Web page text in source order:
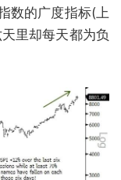
数的广度指标(上
里却每天都为负